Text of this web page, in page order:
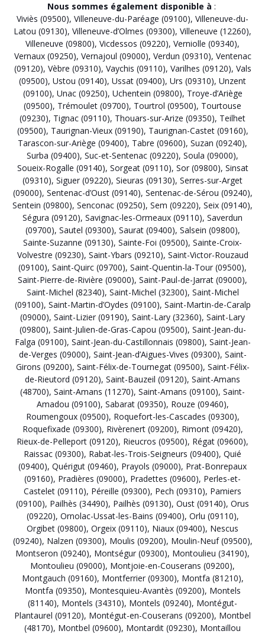
Nous sommes également disponible à :
Viviès (09500), Villeneuve-du-Paréage (09100), Villeneuve-du-
Latou (09130), Villeneuve-d’Olmes (09300), Villeneuve (12260),
Villeneuve (09800), Vicdessos (09220), Verniolle (09340),
Vernaux (09250), Vernajoul (09000), Verdun (09310), Ventenac
(09120), Vèbre (09310), Vaychis (09110), Varilhes (09120), Vals
(09500), Ustou (09140), Ussat (09400), Urs (09310), Unzent
(09100), Unac (09250), Uchentein (09800), Troye-d’Ariège
(09500), Trémoulet (09700), Tourtrol (09500), Tourtouse
(09230), Tignac (09110), Thouars-sur-Arize (09350), Teilhet
(09500), Taurignan-Vieux (09190), Taurignan-Castet (09160),
Tarascon-sur-Ariège (09400), Tabre (09600), Suzan (09240),
Surba (09400), Suc-et-Sentenac (09220), Soula (09000),
Soueix-Rogalle (09140), Sorgeat (09110), Sor (09800), Sinsat
(09310), Siguer (09220), Sieuras (09130), Serres-sur-Arget
(09000), Sentenac-d’Oust (09140), Sentenac-de-Sérou (09240),
Sentein (09800), Senconac (09250), Sem (09220), Seix (09140),
Ségura (09120), Savignac-les-Ormeaux (09110), Saverdun
(09700), Sautel (09300), Saurat (09400), Salsein (09800),
Sainte-Suzanne (09130), Sainte-Foi (09500), Sainte-Croix-
Volvestre (09230), Saint-Ybars (09210), Saint-Victor-Rouzaud
(09100), Saint-Quirc (09700), Saint-Quentin-la-Tour (09500),
Saint-Pierre-de-Rivière (09000), Saint-Paul-de-Jarrat (09000),
Saint-Michel (82340), Saint-Michel (32300), Saint-Michel
(09100), Saint-Martin-d’Oydes (09100), Saint-Martin-de-Caralp
(09000), Saint-Lizier (09190), Saint-Lary (32360), Saint-Lary
(09800), Saint-Julien-de-Gras-Capou (09500), Saint-Jean-du-
Falga (09100), Saint-Jean-du-Castillonnais (09800), Saint-Jean-
de-Verges (09000), Saint-Jean-d’Aigues-Vives (09300), Saint-
Girons (09200), Saint-Félix-de-Tournegat (09500), Saint-Félix-
de-Rieutord (09120), Saint-Bauzeil (09120), Saint-Amans
(48700), Saint-Amans (11270), Saint-Amans (09100), Saint-
Amadou (09100), Sabarat (09350), Rouze (09460),
Roumengoux (09500), Roquefort-les-Cascades (09300),
Roquefixade (09300), Rivèrenert (09200), Rimont (09420),
Rieux-de-Pelleport (09120), Rieucros (09500), Régat (09600),
Raissac (09300), Rabat-les-Trois-Seigneurs (09400), Quié
(09400), Quérigut (09460), Prayols (09000), Prat-Bonrepaux
(09160), Pradières (09000), Pradettes (09600), Perles-et-
Castelet (09110), Péreille (09300), Pech (09310), Pamiers
(09100), Pailhès (34490), Pailhès (09130), Oust (09140), Orus
(09220), Ornolac-Ussat-les-Bains (09400), Orlu (09110),
Orgibet (09800), Orgeix (09110), Niaux (09400), Nescus
(09240), Nalzen (09300), Moulis (09200), Moulin-Neuf (09500),
Montseron (09240), Montségur (09300), Montoulieu (34190),
Montoulieu (09000), Montjoie-en-Couserans (09200),
Montgauch (09160), Montferrier (09300), Montfa (81210),
Montfa (09350), Montesquieu-Avantès (09200), Montels
(81140), Montels (34310), Montels (09240), Montégut-
Plantaurel (09120), Montégut-en-Couserans (09200), Montbel
(48170), Montbel (09600), Montardit (09230), Montaillou